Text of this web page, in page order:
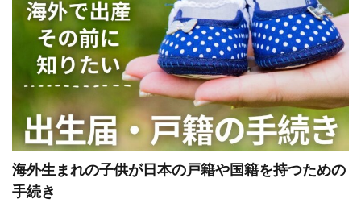
海外生まれの子供が日本の戸籍や国籍を持つための
手続き